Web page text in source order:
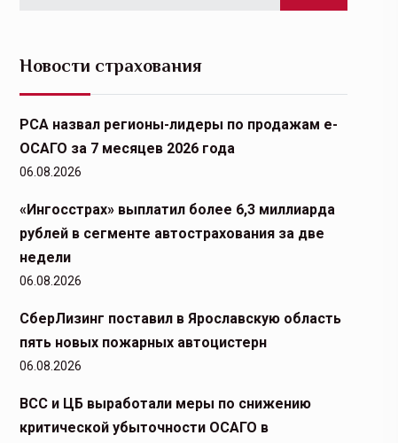
Новости страхования
РСА назвал регионы-лидеры по продажам е-
ОСАГО за 7 месяцев 2026 года
06.08.2026
«Ингосстрах» выплатил более 6,3 миллиарда
рублей в сегменте автострахования за две
недели
06.08.2026
СберЛизинг поставил в Ярославскую область
пять новых пожарных автоцистерн
06.08.2026
ВСС и ЦБ выработали меры по снижению
критической убыточности ОСАГО в